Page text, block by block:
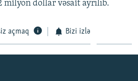
milyon dollar vəsait ayrılıb.
açmaq Bizi izlə